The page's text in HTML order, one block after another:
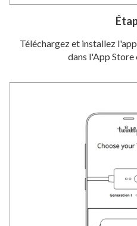
Téléchargez et installez
dans l'App Store